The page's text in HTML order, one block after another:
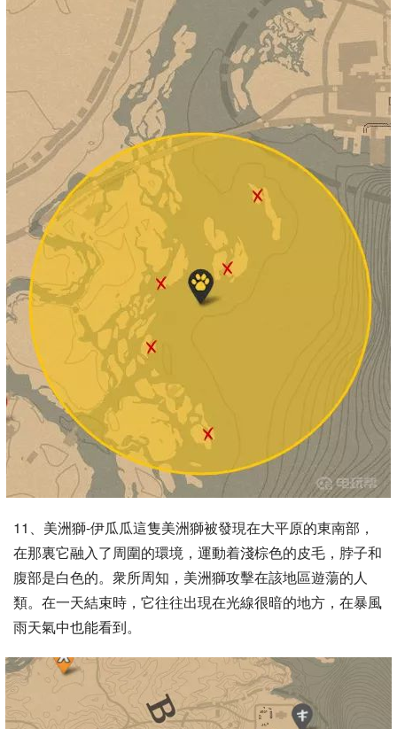
11、美洲獅-伊瓜瓜這隻美洲獅被發現在大平原的東南部，
在那裏它融入了周圍的環境，運動着淺棕色的皮毛，脖子和
腹部是白色的。衆所周知，美洲獅攻擊在該地區遊蕩的人
類。在一天結束時，它往往出現在光線很暗的地方，在暴風
雨天氣中也能看到。